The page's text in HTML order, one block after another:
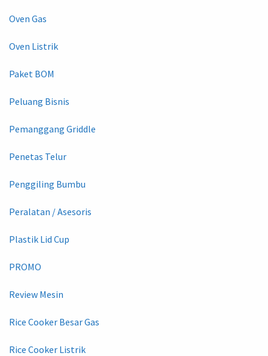
Oven Gas
Oven Listrik
Paket BOM
Peluang Bisnis
Pemanggang Griddle
Penetas Telur
Penggiling Bumbu
Peralatan / Asesoris
Plastik Lid Cup
PROMO
Review Mesin
Rice Cooker Besar Gas
Rice Cooker Listrik